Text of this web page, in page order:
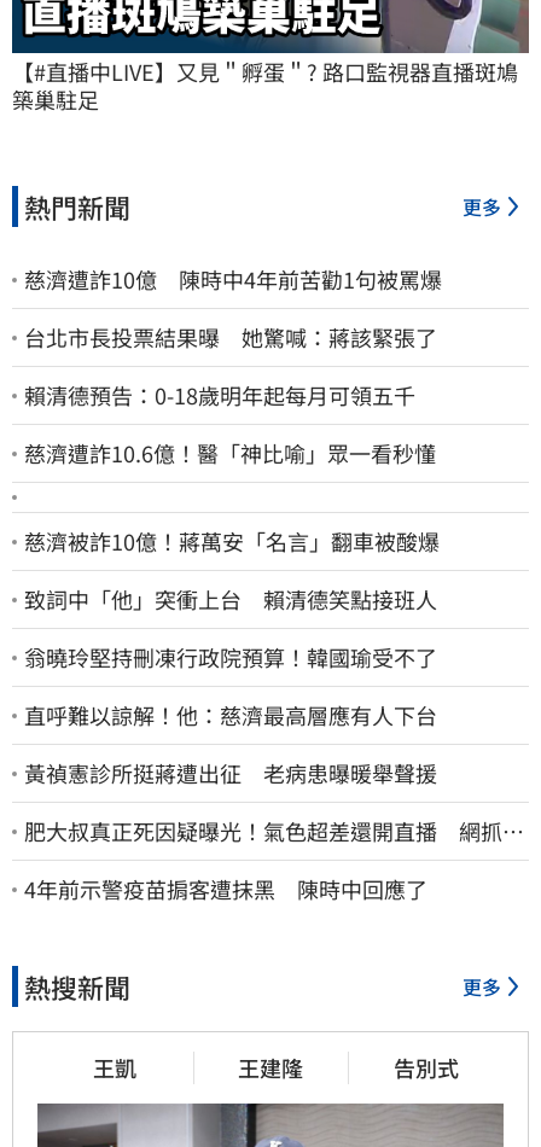
【#直播中LIVE】又見＂孵蛋＂? 路口監視器直播斑鳩
築巢駐足
熱門新聞 更多
慈濟遭詐10億 陳時中4年前苦勸1句被罵爆
台北市長投票結果曝 她驚喊：蔣該緊張了
賴清德預告：0-18歲明年起每月可領五千
慈濟遭詐10.6億！醫「神比喻」眾一看秒懂
慈濟被詐10億！蔣萬安「名言」翻車被酸爆
致詞中「他」突衝上台 賴清德笑點接班人
翁曉玲堅持刪凍行政院預算！韓國瑜受不了
直呼難以諒解！他：慈濟最高層應有人下台
黃禎憲診所挺蔣遭出征 老病患曝暖舉聲援
肥大叔真正死因疑曝光！氣色超差還開直播 網抓這
一點超不合理
4年前示警疫苗掮客遭抹黑 陳時中回應了
熱搜新聞 更多
王凱 王建隆 告別式